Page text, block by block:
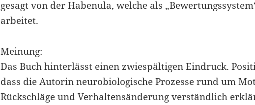
gesagt von der Habenula, welche als
arbeitet.
Meinung:
Das Buch hinterlässt einen zwiespältigen Eindruck.
dass die Autorin neurobiologische Prozesse rund um
Rückschläge und Verhaltensänderung verständlich